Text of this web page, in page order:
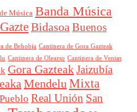
Música Banda Música
Bidasoa Buenos
de Behobia Cantinera de Gora Gazteak
Cantinera de Olearso Cantinera de Ventas
Gora GazteakJaizubía
Mendelu Mixta
Pueblo Real Unión San